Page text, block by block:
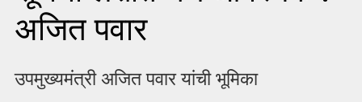
अजित पवार
उपमुख्यमंत्री अजित पवार यांची भूमिका